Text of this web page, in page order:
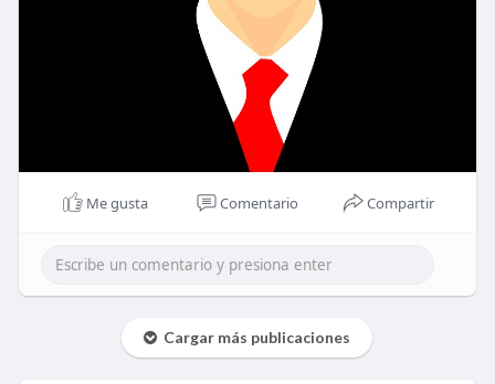
Me gusta Comentario Compartir
Cargar más publicaciones